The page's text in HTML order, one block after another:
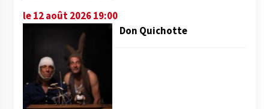
le 12 août 2026 19:00
Don Quichotte